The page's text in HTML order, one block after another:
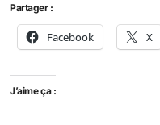
Partager :
Facebook X
J’aime ça :